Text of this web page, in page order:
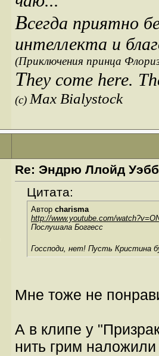
Всегда приятно
интеллекта и
(Приключения принца
They come here.
(c)Max Bialystock
Re: Эндрю Ллойд
Цитата:
Автор charisma
http://www.youtube.com/
Послушала Боггесс
Госсподи, нет! Пусть Кристина
Мне тоже не
А в клипе у
нить грим